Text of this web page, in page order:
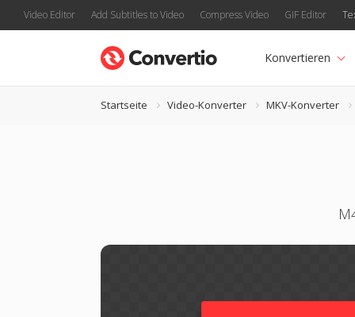
Video Editor Add Subtitles to Video Compress Video GIF Editor
Konvertieren
Startseite Video-Konverter MKV-Konverter